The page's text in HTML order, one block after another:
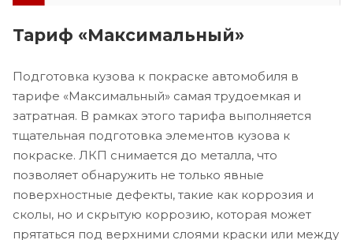
Тариф «Максимальный»
Подготовка кузова к покраске автомобиля в
тарифе «Максимальный» самая трудоемкая и
затратная. В рамках этого тарифа выполняется
тщательная подготовка элементов кузова к
покраске. ЛКП снимается до металла, что
позволяет обнаружить не только явные
поверхностные дефекты, такие как коррозия и
сколы, но и скрытую коррозию, которая может
прятаться под верхними слоями краски или между